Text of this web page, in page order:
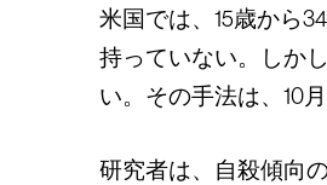
米国では、15歳から
持っていない。しか
い。その手法は、10
研究者は、自殺傾向